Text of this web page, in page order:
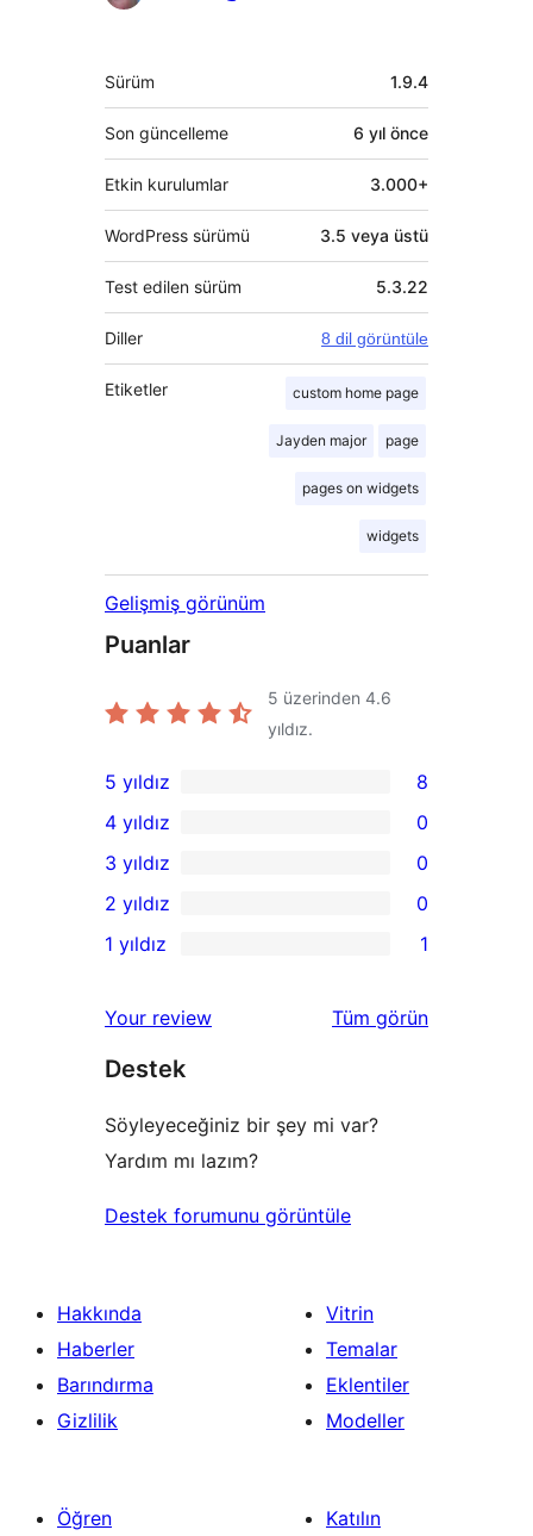
Meta
Sürüm 1.9.4
Son güncelleme 6 yıl önce
Etkin kurulumlar 3.000+
WordPress sürümü 3.5 veya üstü
Test edilen sürüm 5.3.22
Diller 8 dil görüntüle
Etiketler custom home page
Jayden major page
pages on widgets
widgets
Gelişmiş görünüm
Puanlar
5 üzerinden 4.6
yıldız.
8
5
yıldızlı
inceleme
5 yıldız 8
4
yıldızlı
inceleme
4 yıldız 0
0
3
yıldızlı
3 yıldız 0
2
inceleme
2 yıldız 0
yıldızlı
inceleme
1 yıldız 1
Your review Tüm değerlendirmeleri
görün
Destek
Söyleyeceğiniz bir şey mi var?
Yardım mı lazım?
Destek forumunu görüntüle
Hakkında
Haberler
Barındırma
Gizlilik
Vitrin
Temalar
Eklentiler
Modeller
Öğren
Katılın